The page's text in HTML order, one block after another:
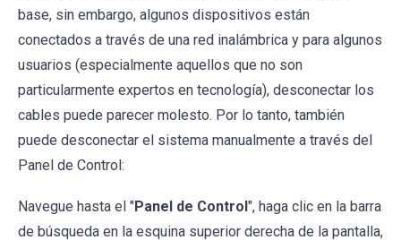
base, sin embargo, algunos dispositivos están
conectados a través de una red inalámbrica y para algunos
usuarios (especialmente aquellos que no son
particularmente expertos en tecnología), desconectar los
cables puede parecer molesto. Por lo tanto, también
puede desconectar el sistema manualmente a través del
Panel de Control:
Navegue hasta el "Panel de Control", haga clic en la barra
de búsqueda en la esquina superior derecha de la pantalla,